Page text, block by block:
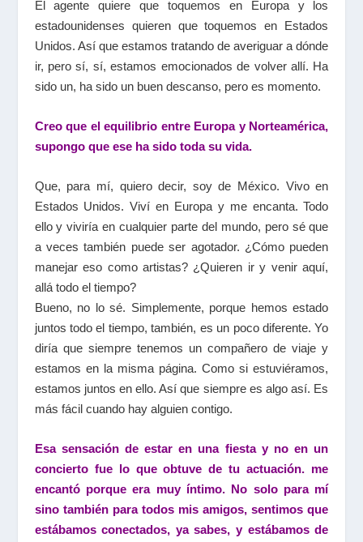
El agente quiere que toquemos en Europa y los
estadounidenses quieren que toquemos en Estados
Unidos. Así que estamos tratando de averiguar a dónde
ir, pero sí, sí, estamos emocionados de volver allí. Ha
sido un, ha sido un buen descanso, pero es momento.
Creo que el equilibrio entre Europa y Norteamérica,
supongo que ese ha sido toda su vida.
Que, para mí, quiero decir, soy de México. Vivo en
Estados Unidos. Viví en Europa y me encanta. Todo
ello y viviría en cualquier parte del mundo, pero sé que
a veces también puede ser agotador. ¿Cómo pueden
manejar eso como artistas? ¿Quieren ir y venir aquí,
allá todo el tiempo?
Bueno, no lo sé. Simplemente, porque hemos estado
juntos todo el tiempo, también, es un poco diferente. Yo
diría que siempre tenemos un compañero de viaje y
estamos en la misma página. Como si estuviéramos,
estamos juntos en ello. Así que siempre es algo así. Es
más fácil cuando hay alguien contigo.
Esa sensación de estar en una fiesta y no en un
concierto fue lo que obtuve de tu actuación. me
encantó porque era muy íntimo. No solo para mí
sino también para todos mis amigos, sentimos que
estábamos conectados, ya sabes, y estábamos de